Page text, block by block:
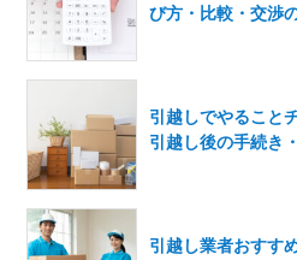
び方・比較・交渉
引越しでやること
引越し後の手続き
引越し業者おすす